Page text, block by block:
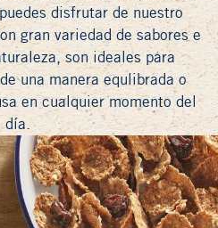
disfrutar de nuestro
gran variedad de sabores e
son ideales para
una manera equlibrada o
en cualquier momento del
día.